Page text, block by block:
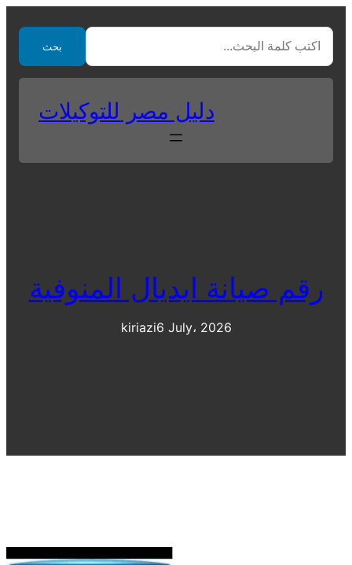
contentبحث
دليل مصر للتوكيلات
رقم صيانة ايديال المنوفية
kiriazi6 July، 2026